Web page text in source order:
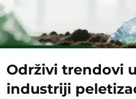
Održivi trendovi u
industriji